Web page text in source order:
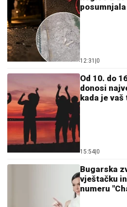
12:31 0
Od 10. do
donosi
kada je
15:54 0
Bugarska
vještačku
numeru